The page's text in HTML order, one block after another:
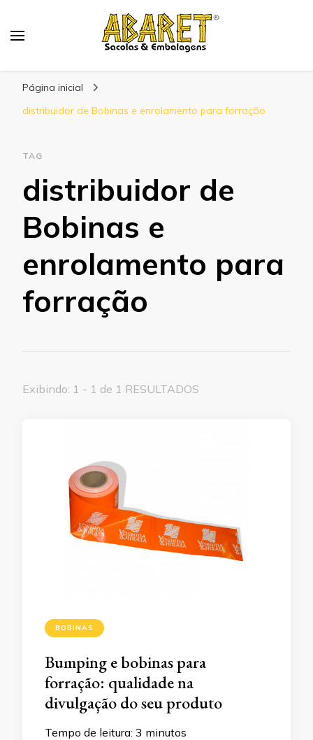
Página inicial
distribuidor de Bobinas e enrolamento para forração
TAG
distribuidor de
Bobinas e
enrolamento para
forração
Exibindo: 1 - 1 de 1 RESULTADOS
BOBINAS
Bumping e bobinas para
forração: qualidade na
divulgação do seu produto
Tempo de leitura: 3 minutos